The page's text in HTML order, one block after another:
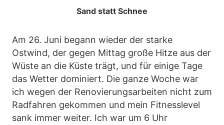
Sand statt Schnee
Am 26. Juni begann wieder der starke
Ostwind, der gegen Mittag große Hitze aus der
Wüste an die Küste trägt, und für einige Tage
das Wetter dominiert. Die ganze Woche war
ich wegen der Renovierungsarbeiten nicht zum
Radfahren gekommen und mein Fitnesslevel
sank immer weiter. Ich war um 6 Uhr